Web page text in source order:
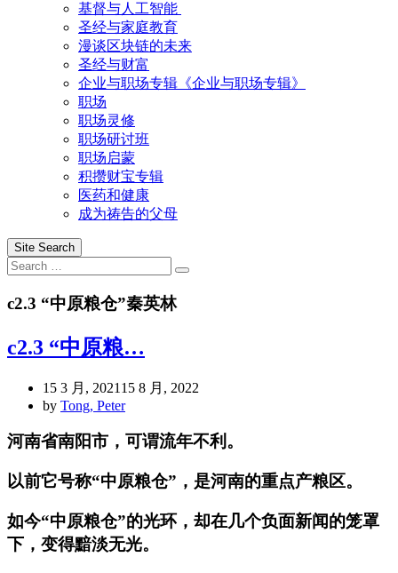
基督与人工智能
圣经与家庭教育
漫谈区块链的未来
圣经与财富
企业与职场专辑《企业与职场专辑》
职场
职场灵修
职场研讨班
职场启蒙
积攒财宝专辑
医药和健康
成为祷告的父母
Site Search
Search
for:
Search
c2.3 “中原粮仓”秦英林
c2.3 “中原粮…
15 3 月, 2021 15 8 月, 2022
by Tong, Peter
河南省南阳市，可谓流年不利。
以前它号称“中原粮仓”，是河南的重点产粮区。
如今“中原粮仓”的光环，却在几个负面新闻的笼罩
下，变得黯淡无光。